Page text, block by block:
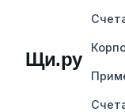
Щи.ру